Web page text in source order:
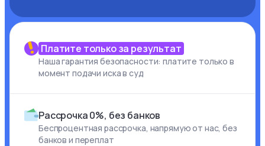
Платите только за результат
Наша гарантия безопасности: платите только в
момент подачи иска в суд
Рассрочка 0%, без банков
Беспроцентная рассрочка, напрямую от нас, без
банков и переплат